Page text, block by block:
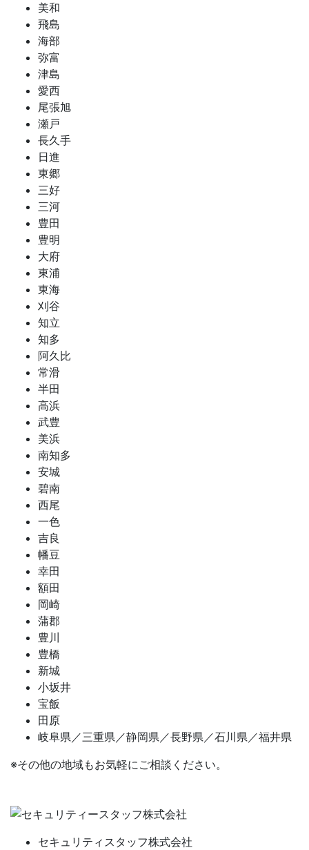
美和
飛島
海部
弥富
津島
愛西
尾張旭
瀬戸
長久手
日進
東郷
三好
三河
豊田
豊明
大府
東浦
東海
刈谷
知立
知多
阿久比
常滑
半田
高浜
武豊
美浜
南知多
安城
碧南
西尾
一色
吉良
幡豆
幸田
額田
岡崎
蒲郡
豊川
豊橋
新城
小坂井
宝飯
田原
岐阜県／三重県／静岡県／長野県／石川県／福井県
※その他の地域もお気軽にご相談ください。
セキュリティスタッフ株式会社